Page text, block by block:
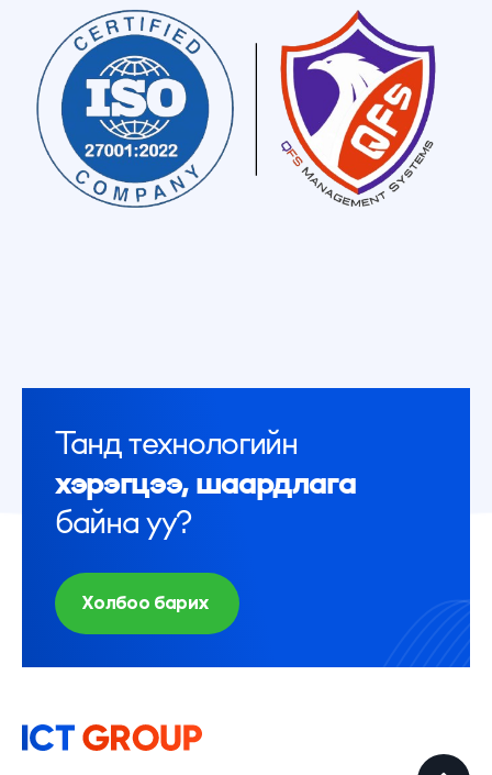
Танд технологийн
хэрэгцээ, шаардлага
байна уу?
Холбоо барих